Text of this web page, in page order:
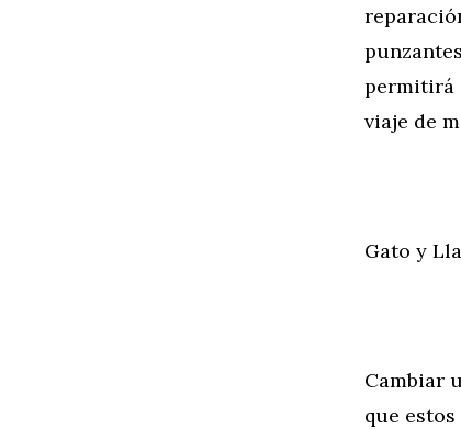
permitirá
viaje de
Gato y
Cambiar
que